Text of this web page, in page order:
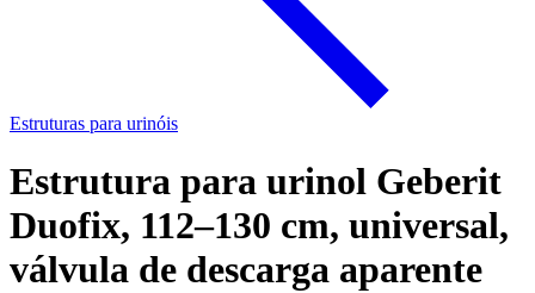
Estruturas para urinóis
Estrutura para urinol Geberit
Duofix, 112–130 cm, universal,
válvula de descarga aparente